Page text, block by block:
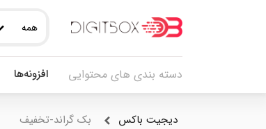
همه
دسته بندی های محتوایی افزونه‌ها
دیجیت باکس بک گراند-تخفیف